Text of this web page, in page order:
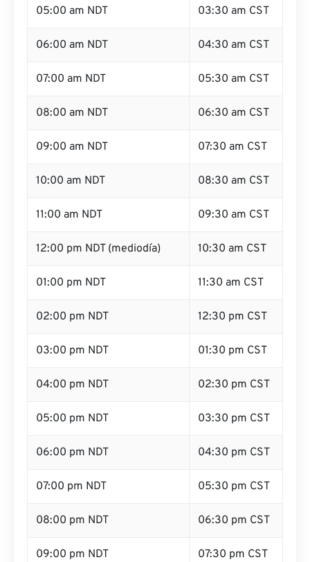
05:00 am NDT 03:30 am CST
06:00 am NDT 04:30 am CST
07:00 am NDT 05:30 am CST
08:00 am NDT 06:30 am CST
09:00 am NDT 07:30 am CST
10:00 am NDT 08:30 am CST
11:00 am NDT 09:30 am CST
12:00 pm NDT (mediodía) 10:30 am CST
01:00 pm NDT 11:30 am CST
02:00 pm NDT 12:30 pm CST
03:00 pm NDT 01:30 pm CST
04:00 pm NDT 02:30 pm CST
05:00 pm NDT 03:30 pm CST
06:00 pm NDT 04:30 pm CST
07:00 pm NDT 05:30 pm CST
08:00 pm NDT 06:30 pm CST
09:00 pm NDT 07:30 pm CST